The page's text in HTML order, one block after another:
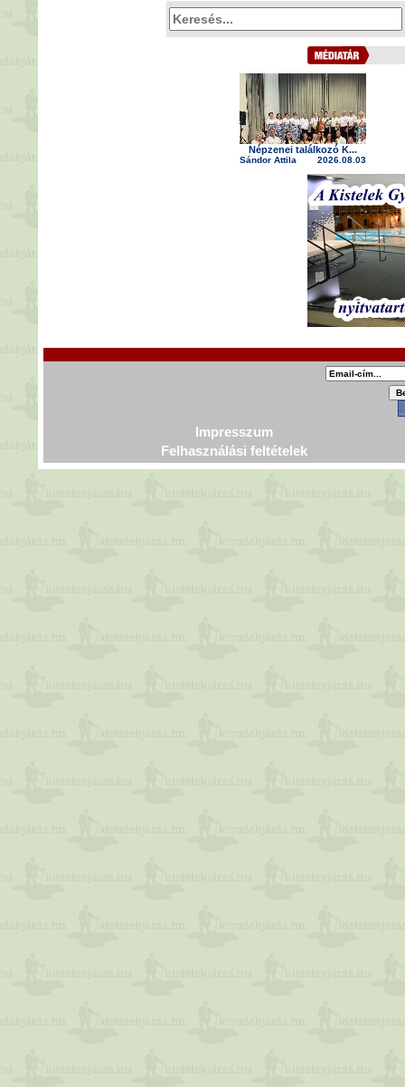
Népzenei találkozó K...
Sándor Attila 2026.08.03
Impresszum
Felhasználási feltételek